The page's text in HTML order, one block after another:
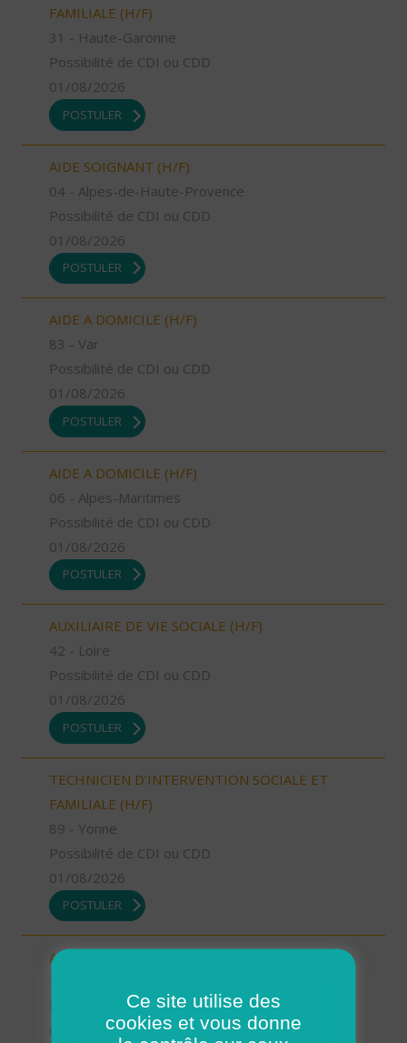
FAMILIALE (H/F)
31 - Haute-Garonne
Possibilité de CDI ou CDD
01/08/2026
POSTULER
AIDE SOIGNANT (H/F)
04 - Alpes-de-Haute-Provence
Possibilité de CDI ou CDD
01/08/2026
POSTULER
AIDE A DOMICILE (H/F)
83 - Var
Possibilité de CDI ou CDD
01/08/2026
POSTULER
AIDE A DOMICILE (H/F)
06 - Alpes-Maritimes
Possibilité de CDI ou CDD
01/08/2026
POSTULER
AUXILIAIRE DE VIE SOCIALE (H/F)
42 - Loire
Possibilité de CDI ou CDD
01/08/2026
POSTULER
TECHNICIEN D’INTERVENTION SOCIALE ET
FAMILIALE (H/F)
89 - Yonne
Possibilité de CDI ou CDD
01/08/2026
POSTULER
AIDE SOIGNANT (H/F)
Possibilité de CDI ou CDD
01/08/2026
Ce site utilise des
cookies et vous donne